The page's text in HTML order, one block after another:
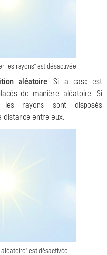
les rayons" est désactivée
aléatoire. Si la case est
de manière aléatoire. Si
les rayons sont disposés
distance entre eux.
est désactivée